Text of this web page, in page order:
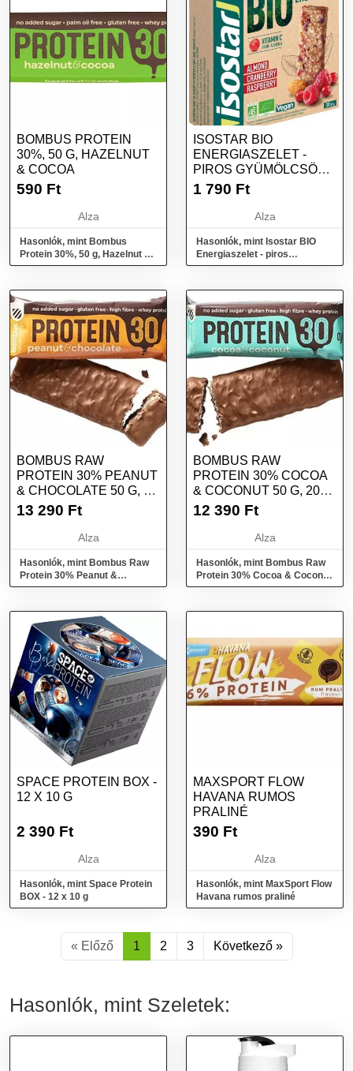
BOMBUS PROTEIN
30%, 50 G, HAZELNUT
& COCOA
590 Ft
Alza
Hasonlók, mint Bombus
Protein 30%, 50 g, Hazelnut &
Cocoa
ISOSTAR BIO
ENERGIASZELET -
PIROS GYÜMÖLCSÖK
3X 30 G
1 790 Ft
Alza
Hasonlók, mint Isostar BIO
Energiaszelet - piros
gyümölcsök 3x 30 g
BOMBUS RAW
PROTEIN 30% PEANUT
& CHOCOLATE 50 G, 20
DB
13 290 Ft
Alza
Hasonlók, mint Bombus Raw
Protein 30% Peanut &
Chocolate 50 g, 20 db
BOMBUS RAW
PROTEIN 30% COCOA
& COCONUT 50 G, 20
DB
12 390 Ft
Alza
Hasonlók, mint Bombus Raw
Protein 30% Cocoa & Coconut
50 g, 20 db
SPACE PROTEIN BOX -
12 X 10 G
2 390 Ft
Alza
Hasonlók, mint Space Protein
BOX - 12 x 10 g
MAXSPORT FLOW
HAVANA RUMOS
PRALINÉ
390 Ft
Alza
Hasonlók, mint MaxSport Flow
Havana rumos praliné
« Előző 1 2 3 Következő »
Hasonlók, mint Szeletek: